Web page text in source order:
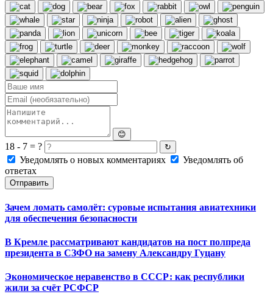
😊
18 - 7 = ? ↻
Уведомлять о новых комментариях
Уведомлять об
ответах
Отправить
Зачем ломать самолёт: суровые испытания авиатехники
для обеспечения безопасности
В Кремле рассматривают кандидатов на пост полпреда
президента в СЗФО на замену Александру Гуцану
Экономическое неравенство в СССР: как республики
жили за счёт РСФСР